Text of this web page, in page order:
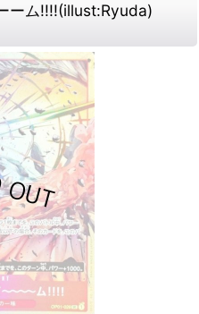
ーム!!!!(illust:Ryuda)